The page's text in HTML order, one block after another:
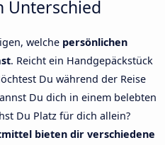
Unterschied
welche persönlichen
. Reicht ein Handgepäckstück
Du während der Reise
Du dich in einem belebten
Du Platz für dich allein?
bieten dir verschiedene